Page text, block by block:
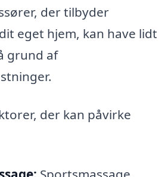
der tilbyder
eget hjem, kan have lidt
grund af
der kan påvirke